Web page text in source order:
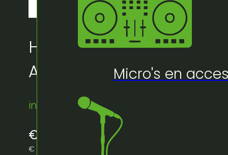
Micro's en
Huur bij Artifex:
Afzetpaal chrome +
instock
€ excl. BTW
€